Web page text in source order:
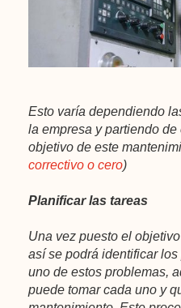
Esto varía dependiendo
la empresa y partiendo
objetivo de este
correctivo o cero)
Planificar las tareas
Una vez puesto el
así se podrá identificar
uno de estos problemas,
puede tomar cada uno y